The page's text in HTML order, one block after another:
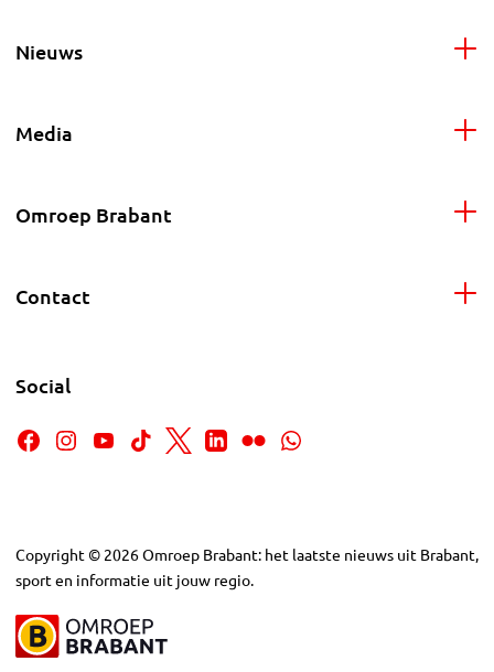
Nieuws
Media
Omroep Brabant
Contact
Social
Copyright © 2026Omroep Brabant: het laatste nieuws uit Brabant,
sport en informatie uit jouw regio.